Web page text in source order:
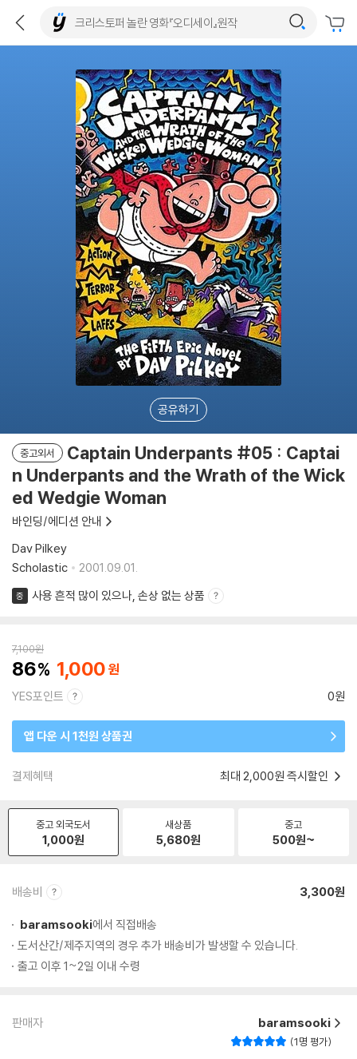
공유하기
중고외서
Captain Underpants #05 : Captai
n Underpants and the Wrath of the Wick
ed Wedgie Woman
바인딩/에디션 안내
Dav Pilkey
Scholastic
2001.09.01.
중 사용 흔적 많이 있으나, 손상 없는 상품
7,100원
86 1,000
YES포인트 0원
앱 다운 시 1천원 상품권
결제혜택 최대 2,000원 즉시할인
중고 외국도서
1,000원
새상품
5,680원
중고
500원~
배송비 3,300원
baramsooki에서 직접배송
도서산간/제주지역의 경우 추가 배송비가 발생할 수 있습니다.
출고 이후 1~2일 이내 수령
판매자 baramsooki
1명 평가